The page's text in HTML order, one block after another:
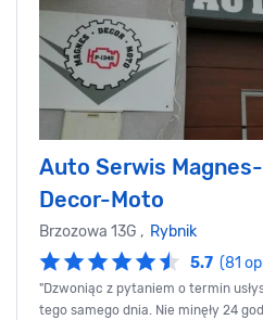
Auto Serwis Magnes-
Decor-Moto
Brzozowa 13G , Rybnik
5.7 (81
"Dzwoniąc z pytaniem o termin
tego samego dnia. Nie minęły 24